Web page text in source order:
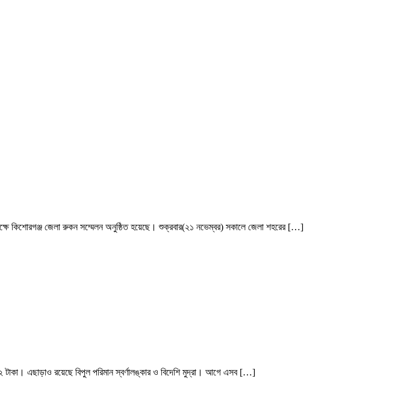
কিশোরগঞ্জ জেলা রুকন সম্মেলন অনুষ্ঠিত হয়েছে। শুক্রবার(২১ নভেম্বর) সকালে জেলা শহরের […]
এছাড়াও রয়েছে বিপুল পরিমান স্বর্ণালঙ্কার ও বিদেশি মুদ্রা। আগে এসব […]